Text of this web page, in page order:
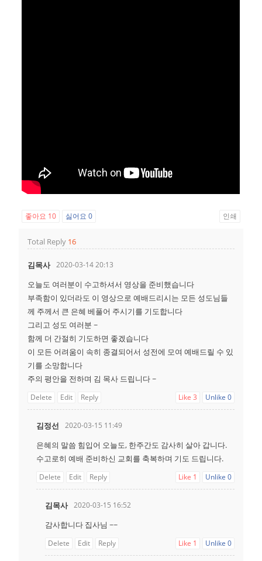
좋아요 10 싫어요0 인쇄
Total Reply 16
김목사 2020-03-14 20:13
오늘도 여러분이 수고하셔서 영상을 준비했습니다
부족함이 있더라도 이 영상으로 예배드리시는 모든 성도님들
께 주께서 큰 은혜 베풀어 주시기를 기도합니다
그리고 성도 여러분 ~
함께 더 간절히 기도하면 좋겠습니다
이 모든 어려움이 속히 종결되어서 성전에 모여 예배드릴 수 있
기를 소망합니다
주의 평안을 전하며 김 목사 드립니다 ~
Delete Edit Reply Like 3 Unlike 0
김정선 2020-03-15 11:49
은혜의 말씀 힘입어 오늘도, 한주간도 감사히 살아 갑니다.
수고로히 예배 준비하신 교회를 축복하며 기도 드립니다.
Delete Edit Reply Like 1 Unlike 0
김목사 2020-03-15 16:52
감사합니다 집사님 ~~
Delete Edit Reply Like 1 Unlike 0